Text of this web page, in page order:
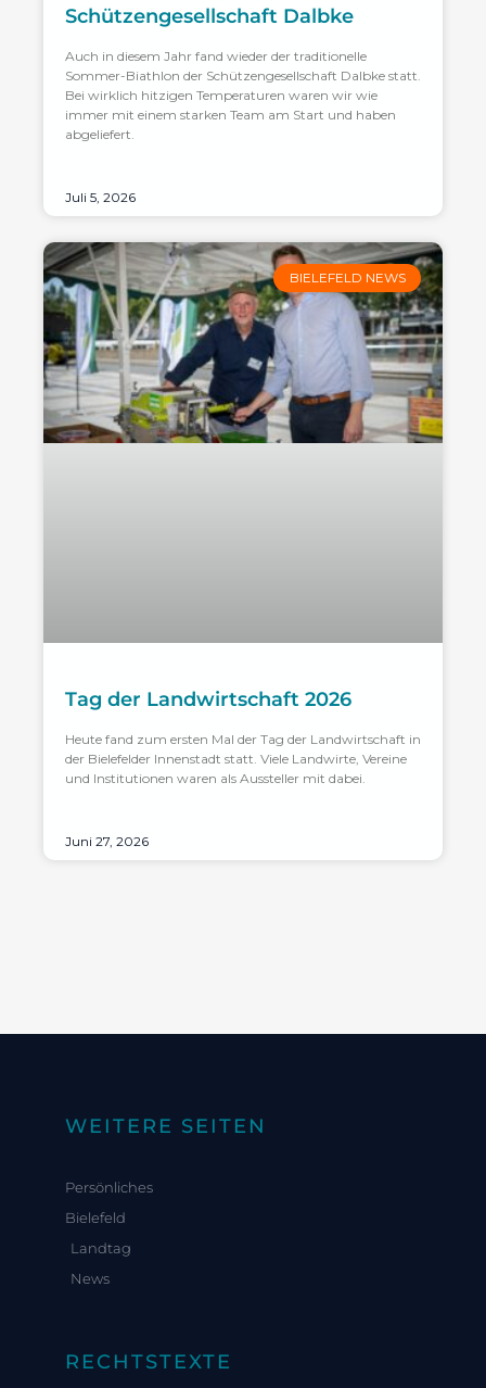
Schützengesellschaft Dalbke
Auch in diesem Jahr fand wieder der traditionelle
Sommer-Biathlon der Schützengesellschaft Dalbke statt.
Bei wirklich hitzigen Temperaturen waren wir wie
immer mit einem starken Team am Start und haben
abgeliefert.
Juli 5, 2026
BIELEFELD NEWS
Tag der Landwirtschaft 2026
Heute fand zum ersten Mal der Tag der Landwirtschaft in
der Bielefelder Innenstadt statt. Viele Landwirte, Vereine
und Institutionen waren als Aussteller mit dabei.
Juni 27, 2026
WEITERE SEITEN
Persönliches
Bielefeld
Landtag
News
RECHTSTEXTE